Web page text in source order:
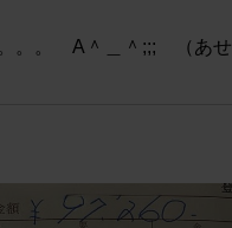
。。 A＾＿＾;;;ゞ（あせ